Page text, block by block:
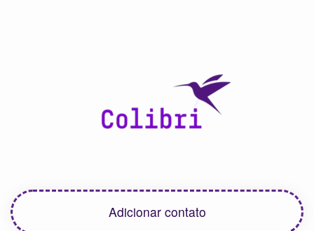
Adicionar contato